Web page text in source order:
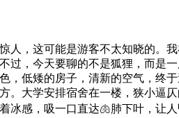
，这可能是游客不太知晓的。
，今天要聊的不是狐狸，而是
低矮的房子，清新的空气，终
大学安排宿舍在一楼，狭小逼
感，吸一口直达🫁肺下叶，让